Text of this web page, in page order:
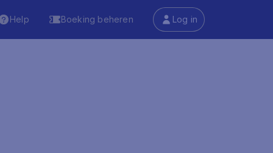
Help Boeking beheren Log in